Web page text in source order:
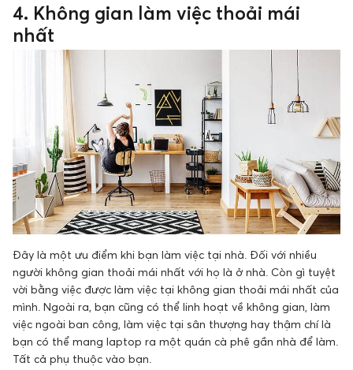
4. Không gian làm việc thoải mái
nhất
Đây là một ưu điểm khi bạn làm việc tại nhà. Đối với nhiều
người không gian thoải mái nhất với họ là ở nhà. Còn gì tuyệt
vời bằng việc được làm việc tại không gian thoải mái nhất của
mình. Ngoài ra, bạn cũng có thể linh hoạt về không gian, làm
việc ngoài ban công, làm việc tại sân thượng hay thậm chí là
bạn có thể mang laptop ra một quán cà phê gần nhà để làm.
Tất cả phụ thuộc vào bạn.